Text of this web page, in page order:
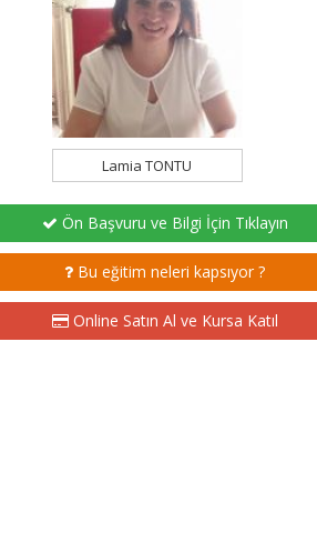
Lamia TONTU
Ön Başvuru ve Bilgi İçin Tıklayın
Bu eğitim neleri kapsıyor ?
Online Satın Al ve Kursa Katıl